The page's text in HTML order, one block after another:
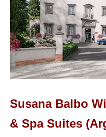
Susana Balbo
& Spa Suites